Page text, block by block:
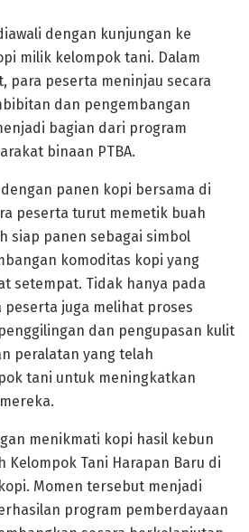
dengan kunjungan ke
milik kelompok tani. Dalam
para peserta meninjau secara
dan pengembangan
bagian dari program
binaan PTBA.
panen kopi bersama di
peserta turut memetik buah
siap panen sebagai simbol
komoditas kopi yang
setempat. Tidak hanya pada
juga melihat proses
dan pengupasan kulit
peralatan yang telah
tani untuk meningkatkan
menikmati kopi hasil kebun
Kelompok Tani Harapan Baru di
Momen tersebut menjadi
program pemberdayaan